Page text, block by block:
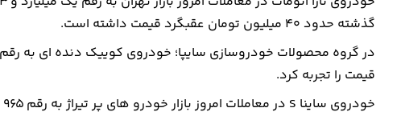
گذشته حدود ۴۰ میلیون تومان عقبگرد قیمت داشته است.
قیمت را تجربه کرد.